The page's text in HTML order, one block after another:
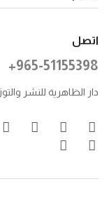
اتصل
+965-51155398
دار الظاهرية للنشر